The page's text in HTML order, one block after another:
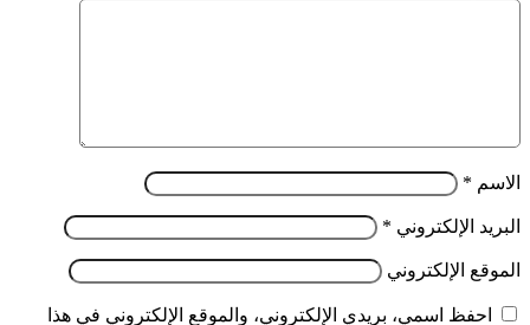
الاسم *
البريد الإلكتروني *
الموقع الإلكتروني
احفظ اسمي، بريدي الإلكتروني، والموقع الإلكتروني في هذا